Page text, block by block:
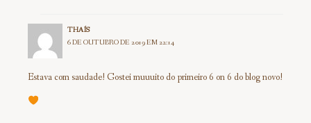
THAÍS
6 DE OUTUBRO DE 2019 EM 22:14
Estava com saudade! Gostei muuuito do primeiro 6 on 6 do blog novo!